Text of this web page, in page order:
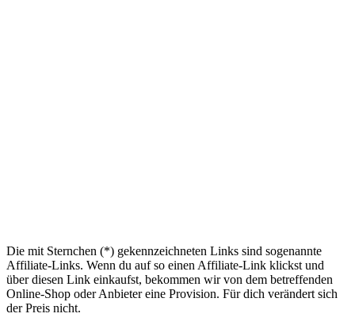
Die mit Sternchen (*) gekennzeichneten Links sind sogenannte
Affiliate-Links. Wenn du auf so einen Affiliate-Link klickst und
über diesen Link einkaufst, bekommen wir von dem betreffenden
Online-Shop oder Anbieter eine Provision. Für dich verändert sich
der Preis nicht.